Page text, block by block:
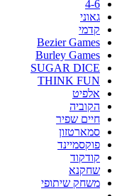
4-6
גאוני
קדמי
Bezier Games
Burley Games
SUGAR DICE
THINK FUN
אלפיט
הקוביה
חיים שפיר
סמארטזון
פוקסמיינד
קודקוד
שחקנא
משחק שיתופי